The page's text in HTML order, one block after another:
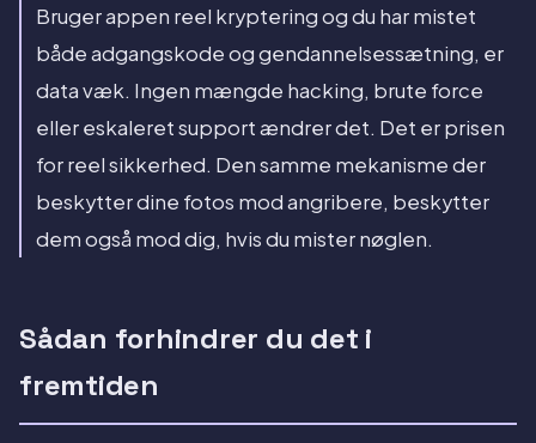
Bruger appen reel kryptering og du har mistet
både adgangskode og gendannelsessætning, er
data væk. Ingen mængde hacking, brute force
eller eskaleret support ændrer det. Det er prisen
for reel sikkerhed. Den samme mekanisme der
beskytter dine fotos mod angribere, beskytter
dem også mod dig, hvis du mister nøglen.
Sådan forhindrer du det i
fremtiden